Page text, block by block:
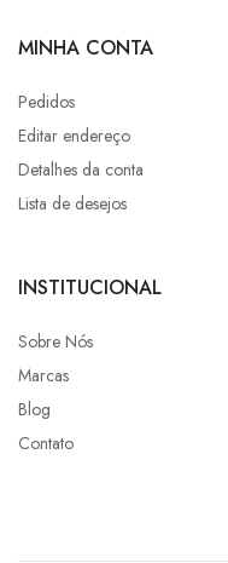
MINHA CONTA
Pedidos
Editar endereço
Detalhes da conta
Lista de desejos
INSTITUCIONAL
Sobre Nós
Marcas
Blog
Contato